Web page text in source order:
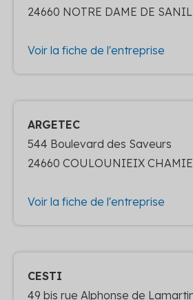
24660 NOTRE DAME DE
Voir la fiche de l'entreprise
ARGETEC
544 Boulevard des Saveurs
24660 COULOUNIEIX
Voir la fiche de l'entreprise
CESTI
49 bis rue Alphonse de